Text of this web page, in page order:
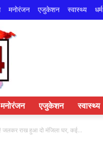
मनोरंजन एजुकेशन स्वास्थ्य
मनोरंजन एजुकेशन स्वास्थ्य
जलकर राख हुआ दो मंजिला घर, कई...